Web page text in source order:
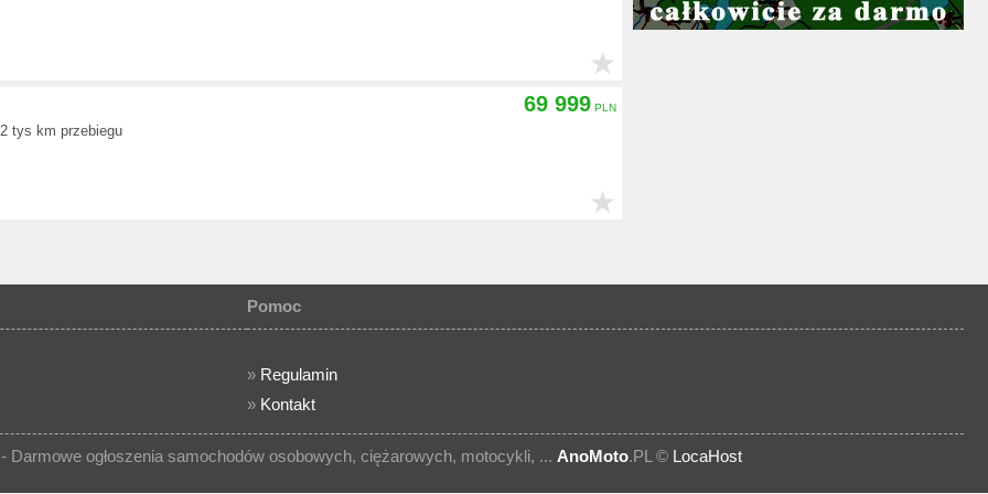
tys km przebiegu
69 999
Pomoc
» Regulamin
» Kontakt
Darmowe ogłoszenia samochodów osobowych, ciężarowych, motocykli, ... AnoMoto.PL © LocaHost